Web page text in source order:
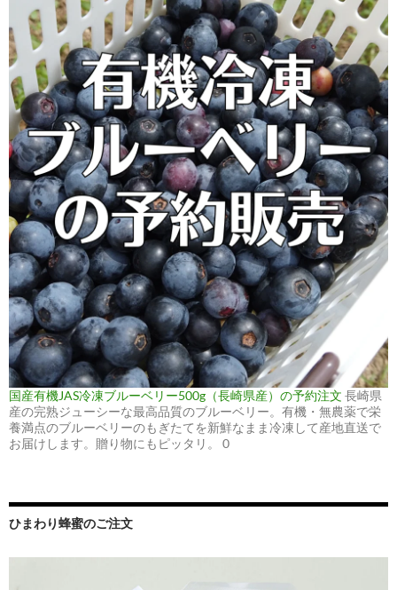
国産有機JAS冷凍ブルーベリー500g（長崎県産）の予約注文 長崎県
産の完熟ジューシーな最高品質のブルーベリー。有機・無農薬で栄
養満点のブルーベリーのもぎたてを新鮮なまま冷凍して産地直送で
お届けします。贈り物にもピッタリ。 0
ひまわり蜂蜜のご注文